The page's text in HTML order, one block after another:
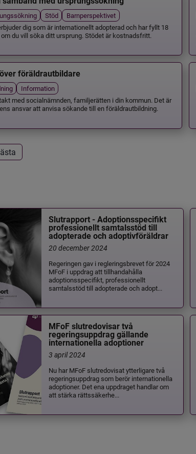
Stöd
Barnperspektivet
dig som är internationellt adopterad och har fyllt 18
du vill söka ditt ursprung. Stödet är kostnadsfritt.
föräldrautbildare
Information
med socialnämnden, familjerätten i din kommun. Det är
ansvar att anvisa sökande till en föräldrautbildning.
Slutrapport - Adoptionsspecifikt
professionellt samtalsstöd till
adopterade och adoptivföräldrar
20 december 2024
Regeringen gav i regleringsbrevet för 2024
MFoF i uppdrag att tillhandahålla
adoptionsspecifikt, professionellt
samtalsstöd till adopterade och adopt...
MFoF slutredovisar två
regeringsuppdrag gällande
internationella adoptioner
3 april 2024
Nu har MFoF slutredovisat ytterligare två
regeringsuppdrag som berör internationella
adoptioner. Det ena uppdraget handlar om
att stärka rättssäkerhe...